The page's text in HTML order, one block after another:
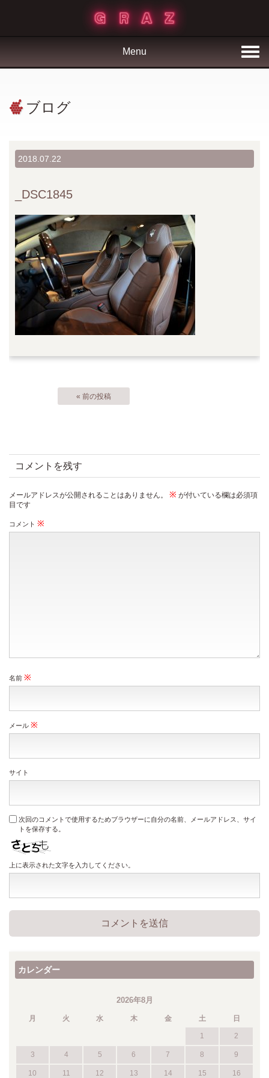
Menu
ブログ
2018.07.22
_DSC1845
« 前の投稿
コメントを残す
メールアドレスが公開されることはありません。 ※ が付いている欄は必須項
目です
コメント ※
名前 ※
メール ※
サイト
次回のコメントで使用するためブラウザーに自分の名前、メールアドレス、サイ
トを保存する。
上に表示された文字を入力してください。
カレンダー
2026年8月
月 火 水 木 金 土 日
1 2
3 4 5 6 7 8 9
10 11 12 13 14 15 16